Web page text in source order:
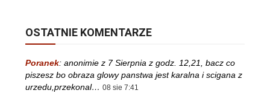
OSTATNIE KOMENTARZE
Poranek: anonimie z 7 Sierpnia z godz. 12,21, bacz co
piszesz bo obraza glowy panstwa jest karalna i scigana z
urzedu,przekonal… 08 sie 7:41